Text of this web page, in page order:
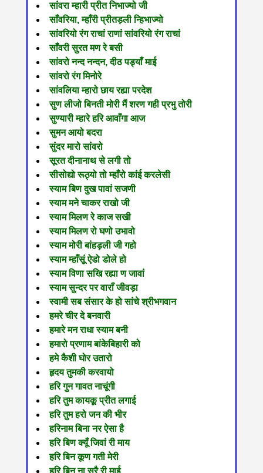
सांवरा म्हारी प्रीत निभाज्यो जी
साँवरिया, म्हाँरी प्रीतड़ली न्हिभाज्यो
सांवरियो रंग राचां राणां सांवरियो रंग राचां
साँवरी सुरत मण रे बसी
सांवरो नन्द नन्दन, दीठ पड्याँ माई
सांवरो रंग मिनोरे
सांवलिया म्हारो छाय रह्या परदेश
सुण लीजो बिनती मोरी मैं शरण गही प्रभु तोरी
सुण्यारी म्हारे हरि आवाँगा आज
सुमन आयो बदरा
सुंदर मारो सांवरो
सूरत दीनानाथ से लगी तो
सीसोद्यो रूठ्यो तो म्हाँरो कांई करलेसी
स्याम बिण दुख पावां सजणी
स्याम मने चाकर राखो जी
स्याम मिलण रे काज सखी
स्याम मिलण रो घणो उभावो
स्याम मोरी बांहड़ली जी गहो
स्याम म्हाँसूं ऐडो डोले हो
स्याम विणा सखि रह्या ण जावां
स्याम सुन्दर पर वाराँ जीवड़ा
स्वामी सब संसार के हो सांचे श्रीभगवान
हमरे चीर दे बनवारी
हमारे मन राधा स्याम बनी
हमारो प्रणाम बांकेबिहारी को
हमे कैशी घोर उतारो
हृदय तुमकी करवायो
हरि गुन गावत नाचूंगी
हरि तुम कायकू प्रीत लगाई
हरि तुम हरो जन की भीर
हरिनाम बिना नर ऐसा है
हरि बिण क्यूँ जिवां री माय
हरि बिन कूण गती मेरी